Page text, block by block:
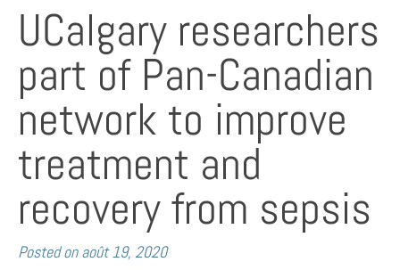
UCalgary researchers
part of Pan-Canadian
network to improve
treatment and
recovery from sepsis
Posted on août 19, 2020